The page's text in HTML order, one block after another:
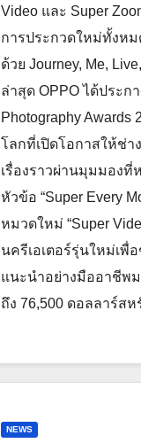
Video และ Super
การประกวดใหม่ทั้งห
ด้วย Journey, Me,
ล่าสุด OPPO ได้ประก
Photography Awards
โลกที่เปิดโอกาสให้ช่
เรื่องราวผ่านมุมมอง
หัวข้อ “Super Every
หมวดใหม่ “Super
นครีเอเตอร์รุ่นใหม่เพื่
แนะนำอย่างมืออาชีพ
ถึง 76,500 ดอลลาร์ส
NEWS